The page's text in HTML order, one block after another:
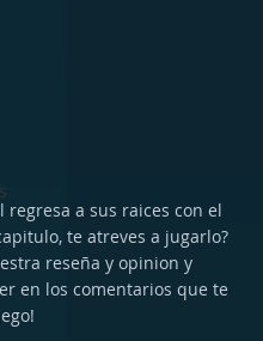
regresa a sus raices con el
te atreves a jugarlo?
reseña y opinion y
en los comentarios que te